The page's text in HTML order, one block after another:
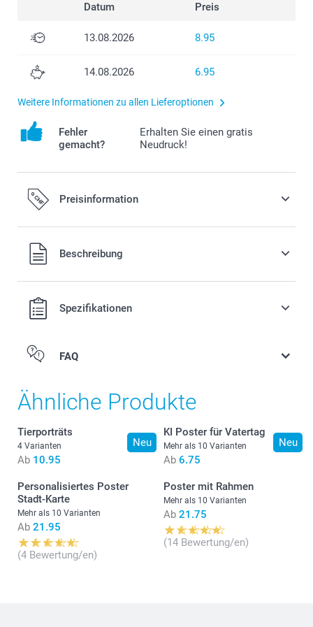
Datum Preis
13.08.2026 8.95
14.08.2026 6.95
Weitere Informationen zu allen Lieferoptionen
Fehler
gemacht?
Erhalten Sie einen gratis
Neudruck!
Preisinformation
Alle Preise verstehen sich in Schweizer Franken (CHF) inkl.
MwSt. und zzgl. Versandkosten.
Anzahl Stückpreis
1 - 9
10 - 19 Ab10.45
20+
Beschreibung
Spezifikationen
FAQ
Ähnliche Produkte
Neu
Tierporträts
4 Varianten
Ab 10.95
Neu
KI Poster für Vatertag
Mehr als 10 Varianten
Ab 6.75
Personalisiertes Poster
Stadt-Karte
Mehr als 10 Varianten
Ab 21.95
(4 Bewertung/en)
Poster mit Rahmen
Mehr als 10 Varianten
Ab 21.75
(14 Bewertung/en)